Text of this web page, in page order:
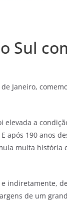
Sul
Janeiro,
elevada a
após 190 anos
muita
indiretamente,
de um